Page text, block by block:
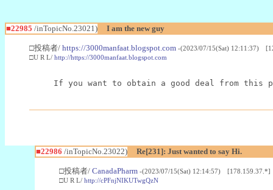
■22985 /inTopicNo.23021) I am the new guy
□投稿者/ https://3000manfaat.blogspot.com -(2023/07/15(Sat) 12:11:37)
□U R L/ http://https://3000manfaat.blogspot.com
If you want to obtain a good deal from this
■22986 /inTopicNo.23022) Re[231]: Just wanted to say Hi.
□投稿者/ CanadaPharm -(2023/07/15(Sat) 12:14:57) [178.159.37.*]
□U R L/ http://cPFnjNIKUTwgQzN